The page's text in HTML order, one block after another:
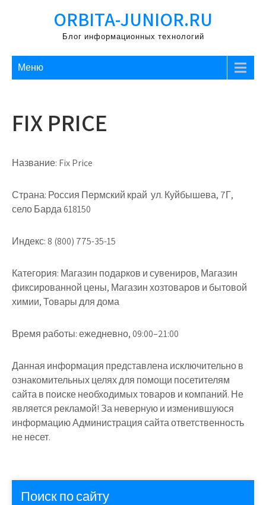
ORBITA-JUNIOR.RU
Блог информационных технологий
Меню
FIX PRICE
Название: Fix Price
Страна: Россия Пермский край ул. Куйбышева, 7Г,
село Барда 618150
Индекс:8 (800) 775-35-15
Категория: Магазин подарков и сувениров, Магазин
фиксированной цены, Магазин хозтоваров и бытовой
химии, Товары для дома
Время работы:ежедневно, 09:00–21:00
Данная информация представлена исключительно в
ознакомительных целях для помощи посетителям
сайта в поиске необходимых товаров и компаний. Не
является рекламой! За неверную и изменившуюся
информацию Администрация сайта ответственность
не несет.
Поиск по сайту